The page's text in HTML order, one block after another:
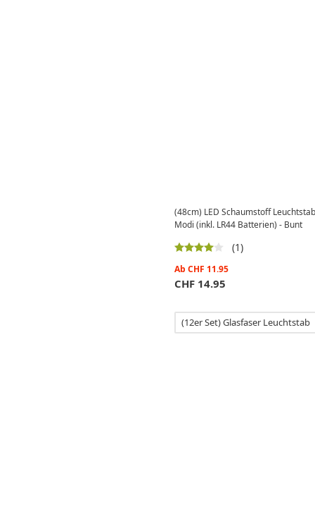
(48cm) LED Schaumstoff
Modi (inkl. LR44 Batterien) - Bunt
(1)
Ab CHF 11.95
CHF 14.95
(12er Set) Glasfaser Leuchtstab